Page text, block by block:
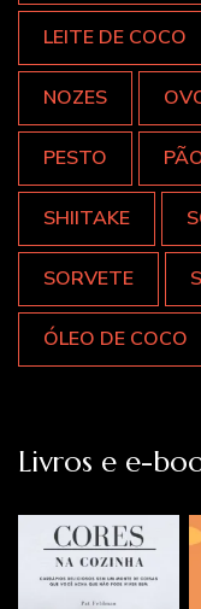
LEITE DE COCO
NOZES
PESTO
SHIITAKE
SORVETE
ÓLEO DE COCO
Livros e e-